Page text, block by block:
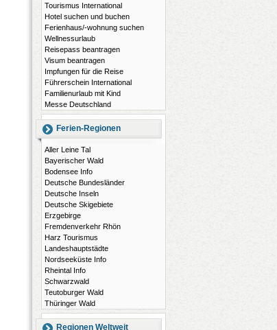
Tourismus International
Hotel suchen und buchen
Ferienhaus/-wohnung suchen
Wellnessurlaub
Reisepass beantragen
Visum beantragen
Impfungen für die Reise
Führerschein International
Familienurlaub mit Kind
Messe Deutschland
Ferien-Regionen
Aller Leine Tal
Bayerischer Wald
Bodensee Info
Deutsche Bundesländer
Deutsche Inseln
Deutsche Skigebiete
Erzgebirge
Fremdenverkehr Rhön
Harz Tourismus
Landeshauptstädte
Nordseeküste Info
Rheintal Info
Schwarzwald
Teutoburger Wald
Thüringer Wald
Regionen Weltweit